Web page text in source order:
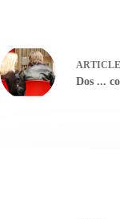
ARTICLE
Dos ...